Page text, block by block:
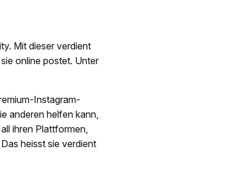
Mit dieser verdient
online postet. Unter
Instagram-
anderen helfen kann,
ihren Plattformen,
heisst sie verdient